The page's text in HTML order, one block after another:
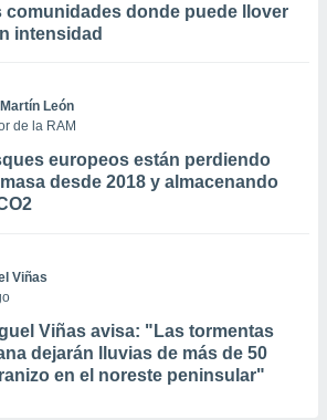
comunidades donde puede llover
intensidad
León
de la RAM
europeos están perdiendo
desde 2018 y almacenando
Viñas
Viñas avisa: "Las tormentas
dejarán lluvias de más de 50
en el noreste peninsular"